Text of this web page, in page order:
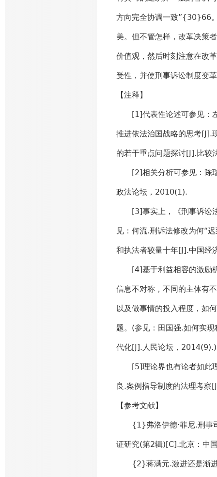
方向完全协调一致”{30}66
美。但不管怎样，改革决策
价值观，然后时刻注意在改
受性，并使刑事诉讼制度变
【注释】
[1]代表性论述可参见：左
推进依法治国战略的思考[J].
的若干重点问题探讨[J].比
[2]相关分析可参见：陈瑞
政法论坛，2010(1).
[3]事实上，《刑事诉讼法
见：何流.刑诉法修改为何“
和执法者较量十年[J].中国
[4]基于利益相容的激励机
信息不对称，不同的主体有
以及做事情的投入程度，如
题。(参见：田国强.如何实
代化[J].人民论坛，2014(9).)
[5]理论界也有论者如此理
良.案例指导制度的法理考
【参考文献】
{1}弗洛伊德·菲尼.刑事司
证研究(第2辑)[C].北京：中
{2}蒋满元.激进还是渐进